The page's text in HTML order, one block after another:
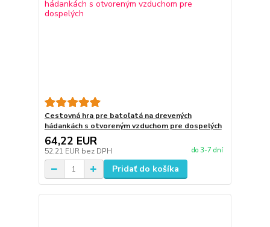
Cestovná hra pre batoľatá na drevených
hádankách s otvoreným vzduchom pre dospelých
64,22 EUR
52,21 EUR bez DPH do 3-7 dní
Pridať do košíka